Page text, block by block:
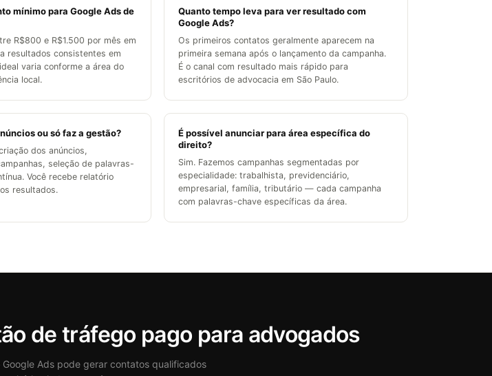
mínimo para Google Ads de
R$800 e R$1.500 por mês em
resultados consistentes em
varia conforme a área do
local.
Quanto tempo leva para ver resultado com
Google Ads?
Os primeiros contatos geralmente aparecem na
primeira semana após o lançamento da campanha.
É o canal com resultado mais rápido para
escritórios de advocacia em São Paulo.
ou só faz a gestão?
dos anúncios,
seleção de palavras-
Você recebe relatório
resultados.
É possível anunciar para área específica do
direito?
Sim. Fazemos campanhas segmentadas por
especialidade: trabalhista, previdenciário,
empresarial, família, tributário — cada campanha
com palavras-chave específicas da área.
de tráfego pago para advogados
Ads pode gerar contatos qualificados